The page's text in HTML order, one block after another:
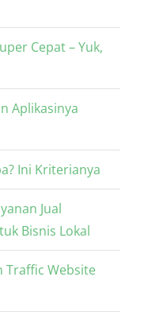
Cepat – Yuk,
Aplikasinya
Ini Kriterianya
Jual
Bisnis Lokal
Traffic Website